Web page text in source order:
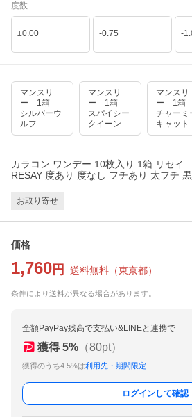
度数
±0.00 -0.75 -
マンスリ
ー 1箱
シルバーウ
ルフ
マンスリ
ー 1箱
スパイシー
クイーン
マンスリ
ー 1箱
チャーミ
キャット
カラコン ワンデー 10枚入り 1箱 リセイ
RESAY 度あり 度なし フチあり 太フチ
お取り寄せ
価格
1,760 円 送料無料 （東京都）
条件により送料が異なる場合があります。
全額PayPay残高で支払い&LINEと連携で
獲得 5% （80pt）
獲得のうち4.5%は利用先・期間限定
ログインして確認